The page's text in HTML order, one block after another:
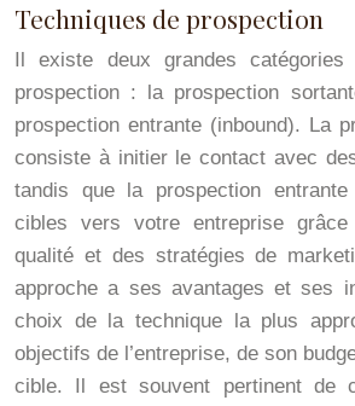
Techniques de prospection
Il existe deux grandes
prospection : la prospection
prospection entrante (inbound). La
consiste à initier le contact avec
tandis que la prospection
cibles vers votre entreprise
qualité et des stratégies de
approche a ses avantages et ses
choix de la technique la plus
objectifs de l’entreprise, de son
cible. Il est souvent pertinent de